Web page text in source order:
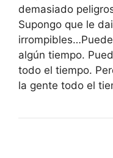
demasiado
Supongo que le
algún tiempo.
todo el tiempo.
la gente todo el